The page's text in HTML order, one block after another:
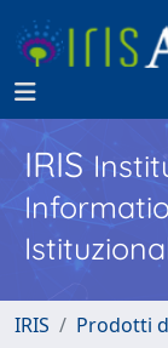
IRIS
IRIS Prodotti